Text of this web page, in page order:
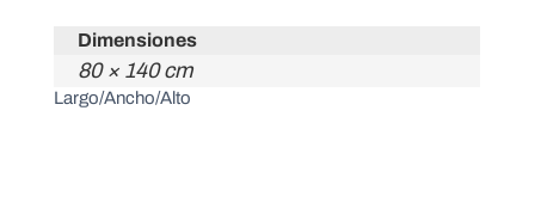
Dimensiones
80 × 140 cm
Largo/Ancho/Alto